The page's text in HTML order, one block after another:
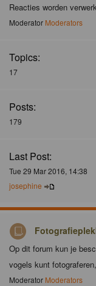
Reacties worden
Moderator Moderators
Topics:
17
Posts:
179
Last Post:
Tue 29 Mar 2016, 14:38
josephine
Op dit forum kun je
vogels kunt
Moderator Moderators